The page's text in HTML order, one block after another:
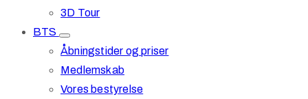
3D Tour
BTS
Åbningstider og priser
Medlemskab
Vores bestyrelse